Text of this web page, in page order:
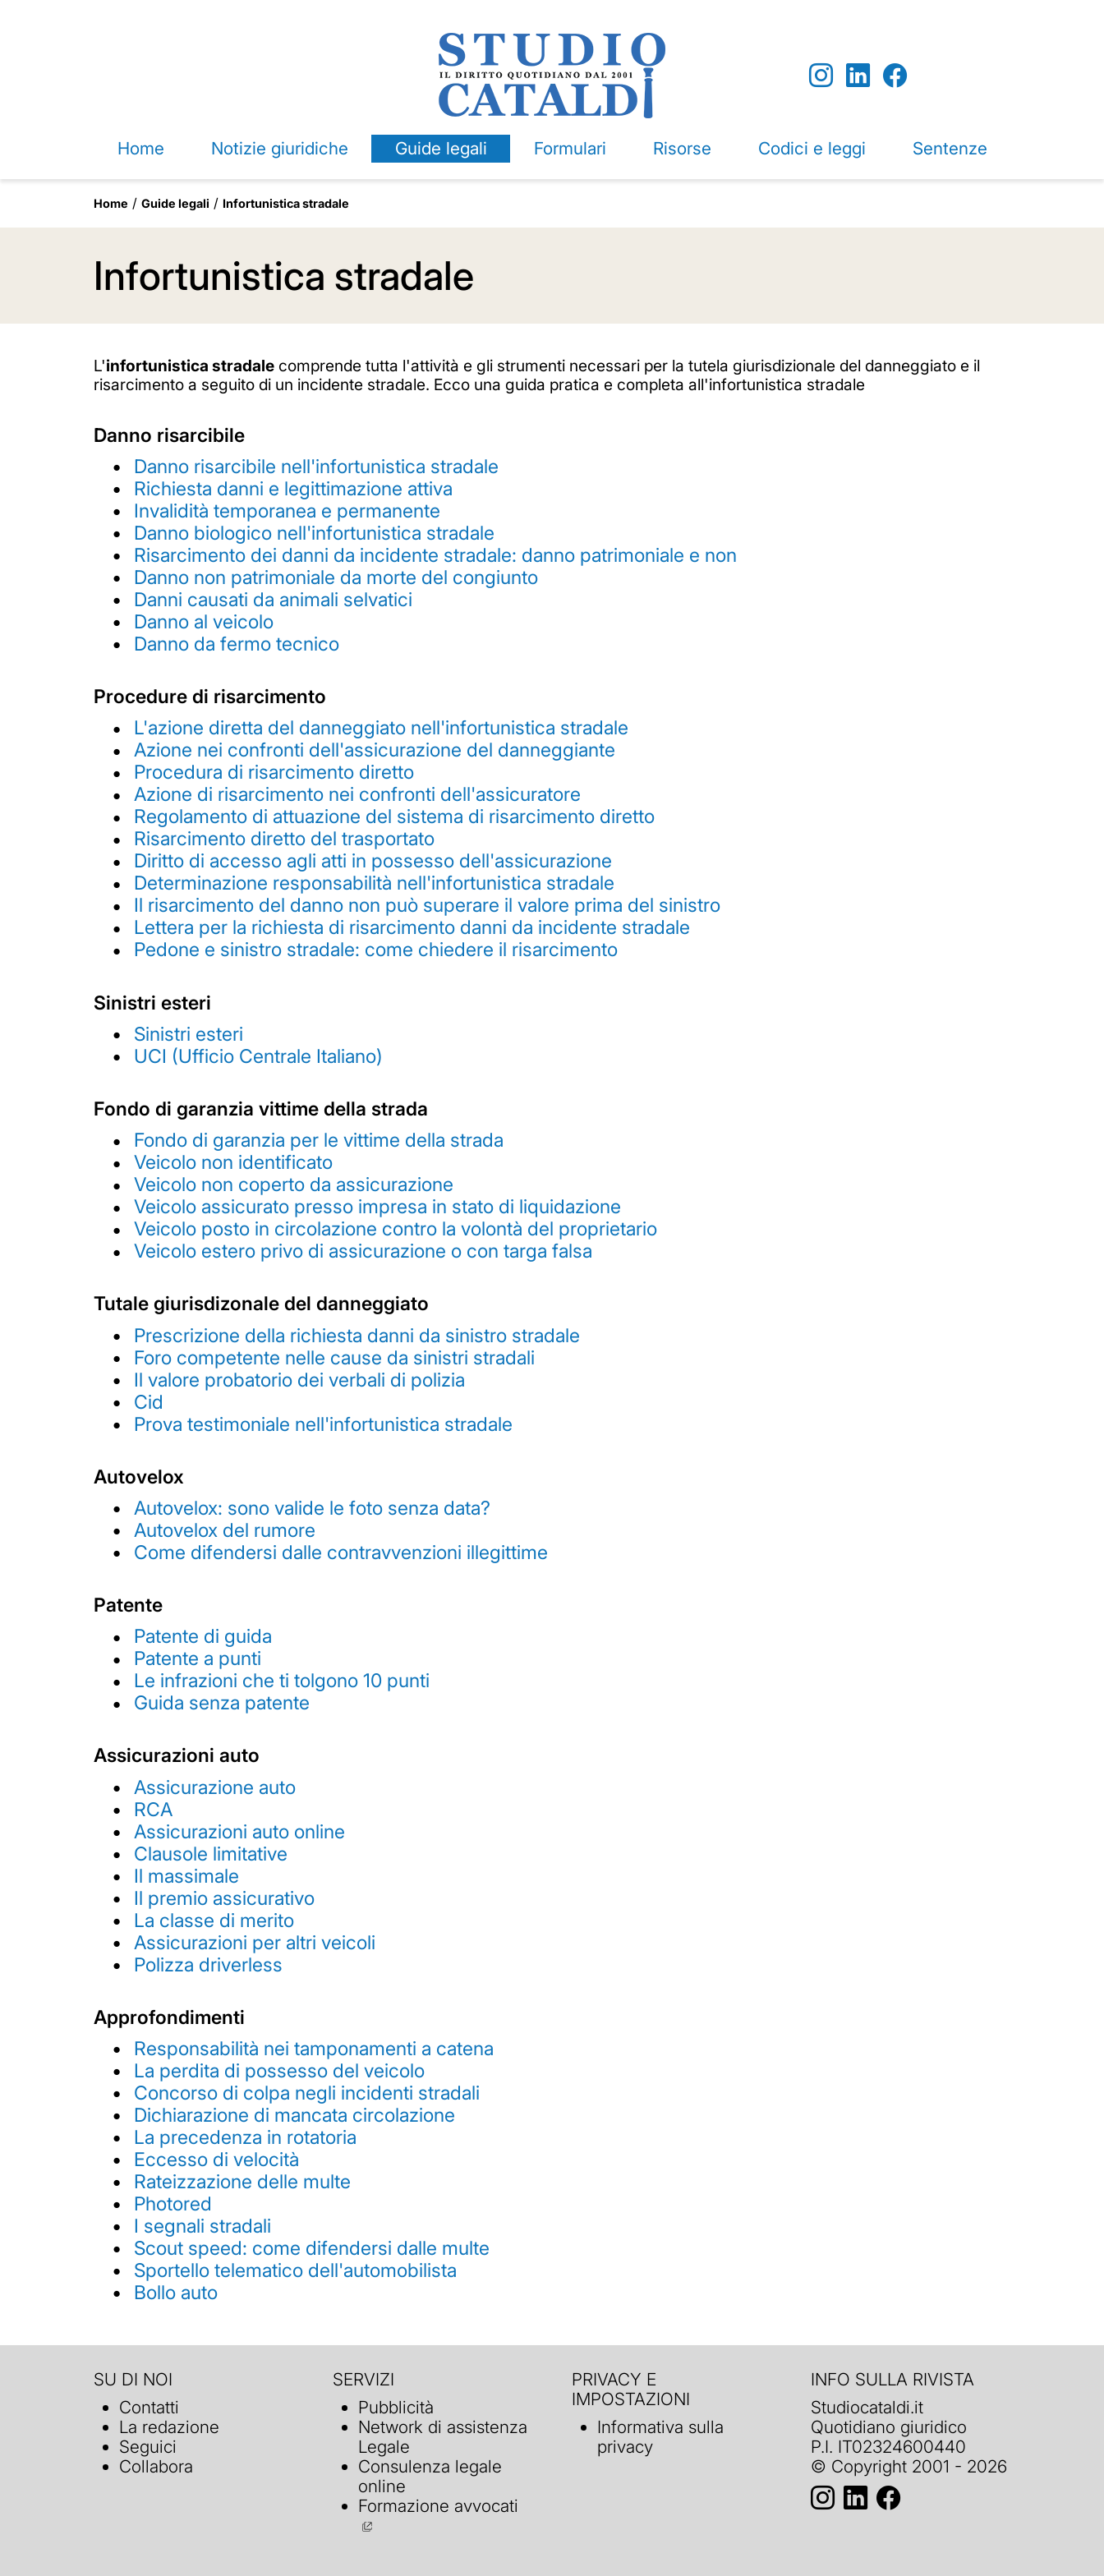
Home Notizie giuridiche Guide legali Formulari Risorse Codici e leggi Sentenze
Home Guide legali Infortunistica stradale
Infortunistica stradale
L'infortunistica stradale comprende tutta l'attività e gli strumenti necessari per la tutela giurisdizionale del danneggiato e il
risarcimento a seguito di un incidente stradale. Ecco una guida pratica e completa all'infortunistica stradale
Danno risarcibile
Danno risarcibile nell'infortunistica stradale
Richiesta danni e legittimazione attiva
Invalidità temporanea e permanente
Danno biologico nell'infortunistica stradale
Risarcimento dei danni da incidente stradale: danno patrimoniale e non
Danno non patrimoniale da morte del congiunto
Danni causati da animali selvatici
Danno al veicolo
Danno da fermo tecnico
Procedure di risarcimento
L'azione diretta del danneggiato nell'infortunistica stradale
Azione nei confronti dell'assicurazione del danneggiante
Procedura di risarcimento diretto
Azione di risarcimento nei confronti dell'assicuratore
Regolamento di attuazione del sistema di risarcimento diretto
Risarcimento diretto del trasportato
Diritto di accesso agli atti in possesso dell'assicurazione
Determinazione responsabilità nell'infortunistica stradale
Il risarcimento del danno non può superare il valore prima del sinistro
Lettera per la richiesta di risarcimento danni da incidente stradale
Pedone e sinistro stradale: come chiedere il risarcimento
Sinistri esteri
Sinistri esteri
UCI (Ufficio Centrale Italiano)
Fondo di garanzia vittime della strada
Fondo di garanzia per le vittime della strada
Veicolo non identificato
Veicolo non coperto da assicurazione
Veicolo assicurato presso impresa in stato di liquidazione
Veicolo posto in circolazione contro la volontà del proprietario
Veicolo estero privo di assicurazione o con targa falsa
Tutale giurisdizonale del danneggiato
Prescrizione della richiesta danni da sinistro stradale
Foro competente nelle cause da sinistri stradali
Il valore probatorio dei verbali di polizia
Cid
Prova testimoniale nell'infortunistica stradale
Autovelox
Autovelox: sono valide le foto senza data?
Autovelox del rumore
Come difendersi dalle contravvenzioni illegittime
Patente
Patente di guida
Patente a punti
Le infrazioni che ti tolgono 10 punti
Guida senza patente
Assicurazioni auto
Assicurazione auto
RCA
Assicurazioni auto online
Clausole limitative
Il massimale
Il premio assicurativo
La classe di merito
Assicurazioni per altri veicoli
Polizza driverless
Approfondimenti
Responsabilità nei tamponamenti a catena
La perdita di possesso del veicolo
Concorso di colpa negli incidenti stradali
Dichiarazione di mancata circolazione
La precedenza in rotatoria
Eccesso di velocità
Rateizzazione delle multe
Photored
I segnali stradali
Scout speed: come difendersi dalle multe
Sportello telematico dell'automobilista
Bollo auto
SU DI NOI
Contatti
La redazione
Seguici
Collabora
SERVIZI
Pubblicità
Network di assistenza
Legale
Consulenza legale
online
Formazione avvocati
PRIVACY E
IMPOSTAZIONI
Informativa sulla
privacy
INFO SULLA RIVISTA
Studiocataldi.it
Quotidiano giuridico
P.I. IT02324600440
© Copyright 2001 - 2026